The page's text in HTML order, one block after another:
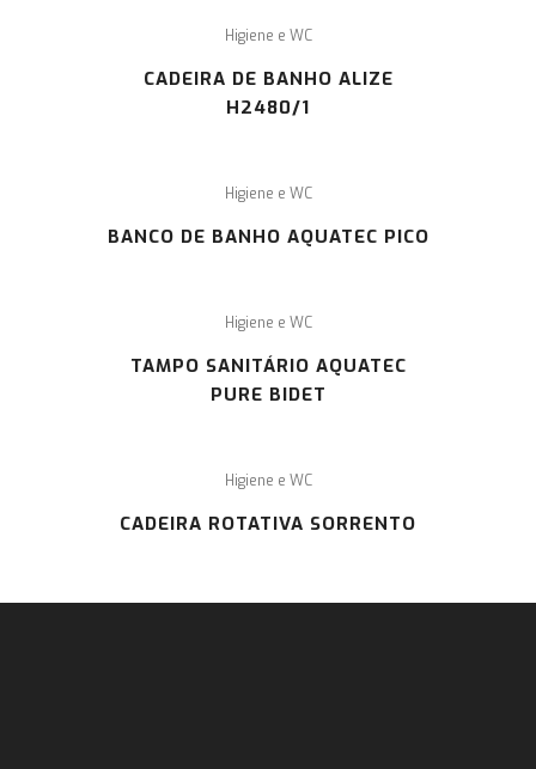
Higiene e WC
CADEIRA DE BANHO ALIZE
H2480/1
Higiene e WC
BANCO DE BANHO AQUATEC PICO
Higiene e WC
TAMPO SANITÁRIO AQUATEC
PURE BIDET
Higiene e WC
CADEIRA ROTATIVA SORRENTO